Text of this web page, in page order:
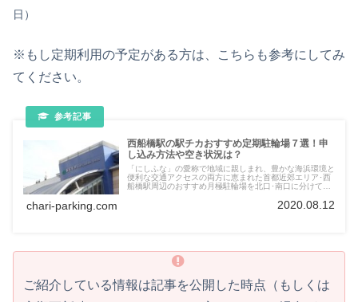
日）
※もし定期利用の予定がある方は、こちらも参考にしてみ
てください。
西船橋駅の駅チカおすすめ定期駐輪場７選！申
し込み方法や空き状況は？
「にしふな」の愛称で地域に親しまれ、豊かな海浜環境と
便利な交通アクセスの両方に恵まれた首都近郊エリア･西
船橋駅周辺のおすすめ月極駐輪場を北口･南口に分けて紹
報まで地図や表・写真で分かりやすくお届けしていきます
chari-parking.com 2020.08.12
ご紹介している情報は記事を公開した時点（もしくは